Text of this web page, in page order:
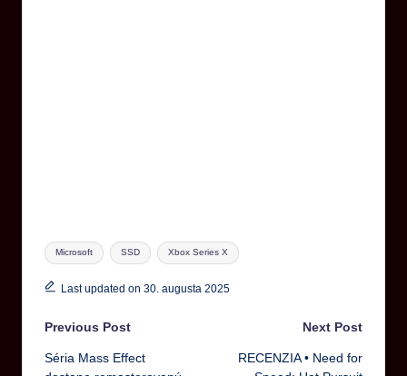
Microsoft SSD Xbox Series X
Last updated on 30. augusta 2025
Previous Post
Séria Mass Effect
Next Post
RECENZIA • Need for